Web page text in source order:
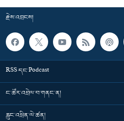
རྗེས་འབྲངས།
RSS དང་Podcast
ང་ཚོར་འབྲེལ་བ་གནང་ན།
རླུང་འཕྲིན་ལེ་ཚན།